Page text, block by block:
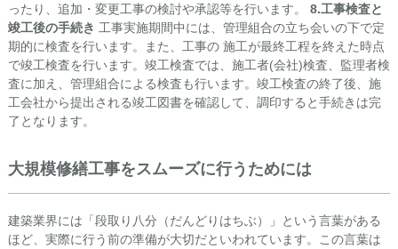
ったり、追加・変更工事の検討や承認等を行います。 8.工事検査と
竣工後の手続き 工事実施期間中には、管理組合の立ち会いの下で定
期的に検査を行います。また、工事の 施工が最終工程を終えた時点
で竣工検査を行います。竣工検査では、施工者(会社)検査、監理者検
査に加え、管理組合による検査も行います。竣工検査の終了後、施
工会社から提出される竣工図書を確認して、調印すると手続きは完
了となります。
大規模修繕工事をスムーズに行うためには
建築業界には「段取り八分（だんどりはちぶ）」という言葉がある
ほど、実際に行う前の準備が大切だといわれています。この言葉は